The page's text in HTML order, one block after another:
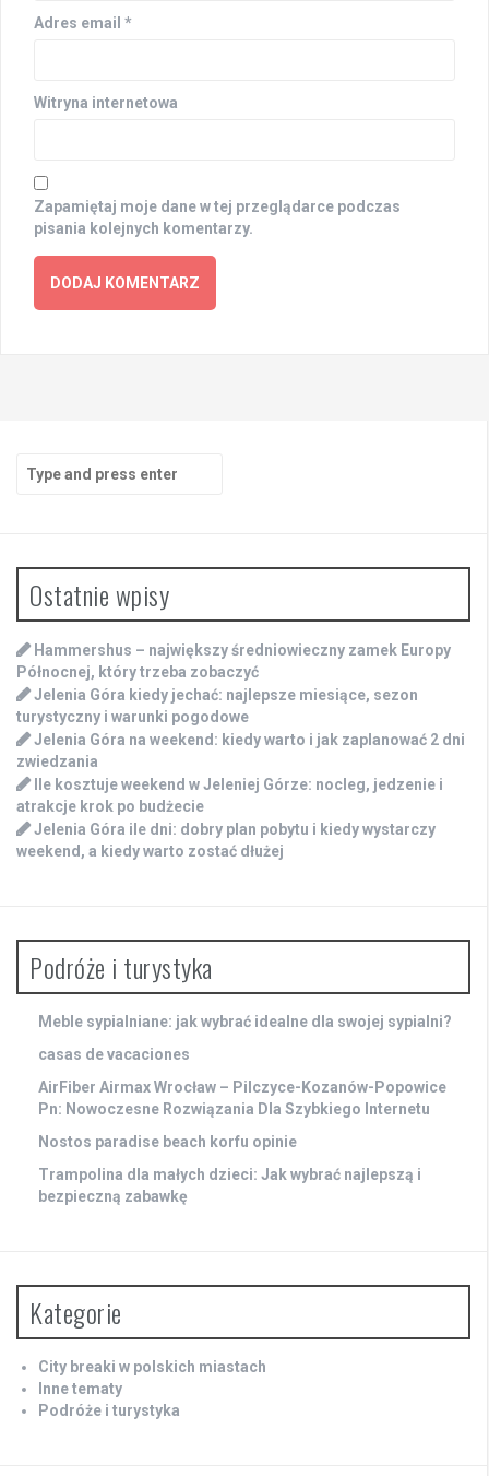
Adres email *
Witryna internetowa
Zapamiętaj moje dane w tej przeglądarce podczas
pisania kolejnych komentarzy.
for:
Ostatnie wpisy
Hammershus – największy średniowieczny zamek Europy
Północnej, który trzeba zobaczyć
Jelenia Góra kiedy jechać: najlepsze miesiące, sezon
turystyczny i warunki pogodowe
Jelenia Góra na weekend: kiedy warto i jak zaplanować 2 dni
zwiedzania
Ile kosztuje weekend w Jeleniej Górze: nocleg, jedzenie i
atrakcje krok po budżecie
Jelenia Góra ile dni: dobry plan pobytu i kiedy wystarczy
weekend, a kiedy warto zostać dłużej
Podróże i turystyka
Meble sypialniane: jak wybrać idealne dla swojej sypialni?
casas de vacaciones
AirFiber Airmax Wrocław – Pilczyce-Kozanów-Popowice
Pn: Nowoczesne Rozwiązania Dla Szybkiego Internetu
Nostos paradise beach korfu opinie
Trampolina dla małych dzieci: Jak wybrać najlepszą i
bezpieczną zabawkę
Kategorie
City breaki w polskich miastach
Inne tematy
Podróże i turystyka